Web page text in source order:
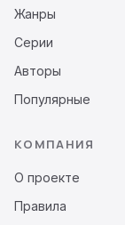
Жанры
Серии
Авторы
Популярные
КОМПАНИЯ
О проекте
Правила